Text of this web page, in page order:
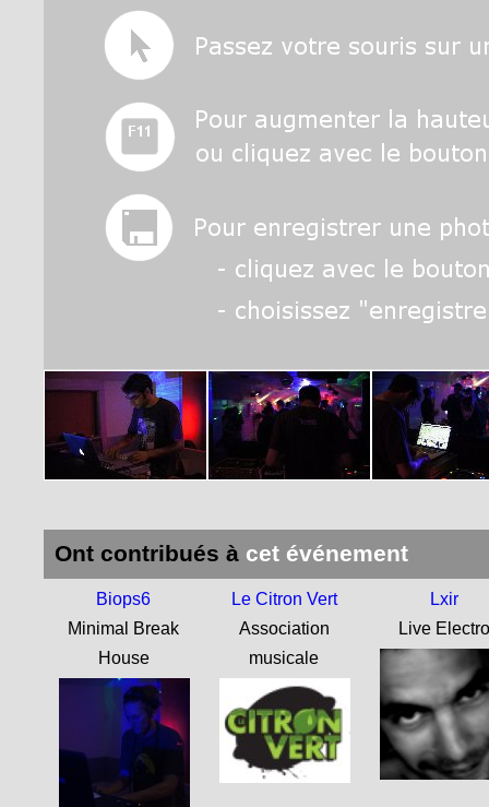
Ont contribués à cet événement
Biops6
Minimal Break
House
Le Citron Vert
Association
musicale
Lxir
Live Electro